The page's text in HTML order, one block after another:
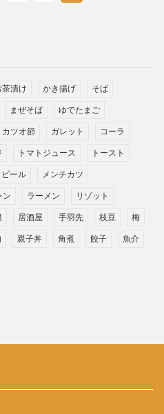
茶漬け かき揚げ そば
まぜそば ゆでたまご
カツオ節 ガレット コーラ
トマトジュース トースト
ビール メンチカツ
ン ラーメン リゾット
居酒屋 手羽先 枝豆 梅
親子丼 角煮 餃子 魚介